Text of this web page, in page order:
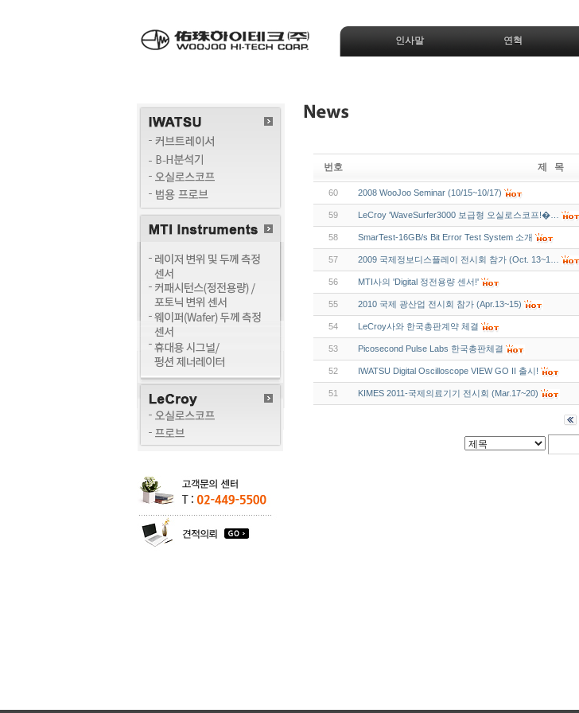
인사말 연혁
번호 제 목
60 2008 WooJoo Seminar (10/15~10/17)
59 LeCroy 'WaveSurfer3000 보급형 오실로스코프!�…
58 SmarTest-16GB/s Bit Error Test System 소개
57 2009 국제정보디스플레이 전시회 참가 (Oct. 13~1…
56 MTI사의 'Digital 정전용량 센서!'
55 2010 국제 광산업 전시회 참가 (Apr.13~15)
54 LeCroy사와 한국총판계약 체결
53 Picosecond Pulse Labs 한국총판체결
52 IWATSU Digital Oscilloscope VIEW GO II 출시!
51 KIMES 2011-국제의료기기 전시회 (Mar.17~20)